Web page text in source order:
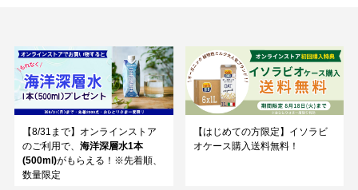
【8/31まで】オンラインストア
のご利用で、 海洋深層水1本
(500ml)がもらえる！※先着順、
数量限定
【はじめての方限定】イソラビ
オケース購入送料無料！